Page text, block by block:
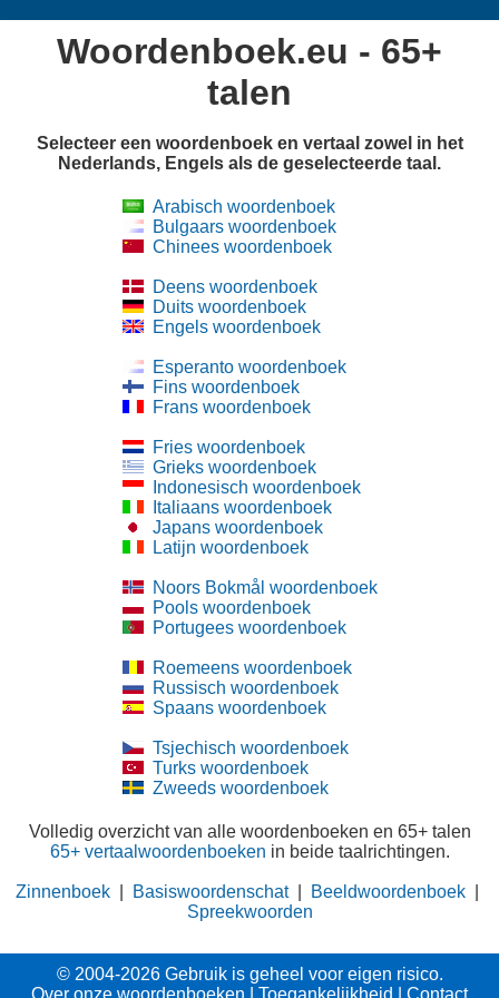
Woordenboek.eu - 65+
talen
Selecteer een woordenboek en vertaal zowel in het
Nederlands, Engels als de geselecteerde taal.
Arabisch woordenboek
Bulgaars woordenboek
Chinees woordenboek
Deens woordenboek
Duits woordenboek
Engels woordenboek
Esperanto woordenboek
Fins woordenboek
Frans woordenboek
Fries woordenboek
Grieks woordenboek
Indonesisch woordenboek
Italiaans woordenboek
Japans woordenboek
Latijn woordenboek
Noors Bokmål woordenboek
Pools woordenboek
Portugees woordenboek
Roemeens woordenboek
Russisch woordenboek
Spaans woordenboek
Tsjechisch woordenboek
Turks woordenboek
Zweeds woordenboek
Volledig overzicht van alle woordenboeken en 65+ talen
65+ vertaalwoordenboeken in beide taalrichtingen.
Zinnenboek Basiswoordenschat| Beeldwoordenboek
Spreekwoorden
© 2004-2026 Gebruik is geheel voor eigen risico.
Over onze woordenboeken
Toegankelijkheid Contact